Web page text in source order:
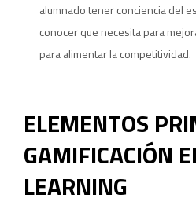
alumnado tener conciencia del
conocer que necesita para
para alimentar la competitividad.
ELEMENTOS
GAMIFICACIÓN
LEARNING